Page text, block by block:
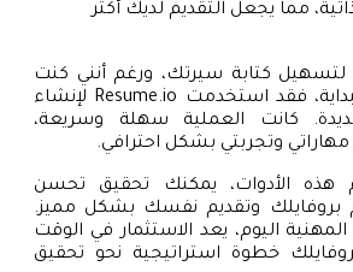
مما يجعل التقديم لديك أكثر
لتسهيل كتابة سيرتك، ورغم أنني كنت
أشعر بالتردد في البداية، فقد استخدمت Resume.io لإنشاء
كانت العملية سهلة وسريعة،
وتجربتي بشكل احترافي.
هذه الأدوات، يمكنك تحقيق تحسن
وتقديم نفسك بشكل مميز.
اليوم، يعد الاستثمار في الوقت
خطوة استراتيجية نحو تحقيق